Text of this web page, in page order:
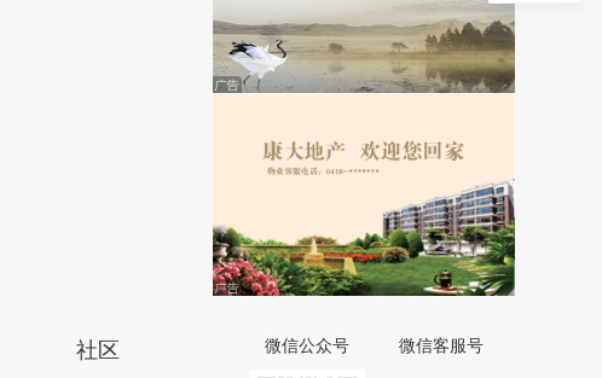
社区 微信公众号 微信客服号